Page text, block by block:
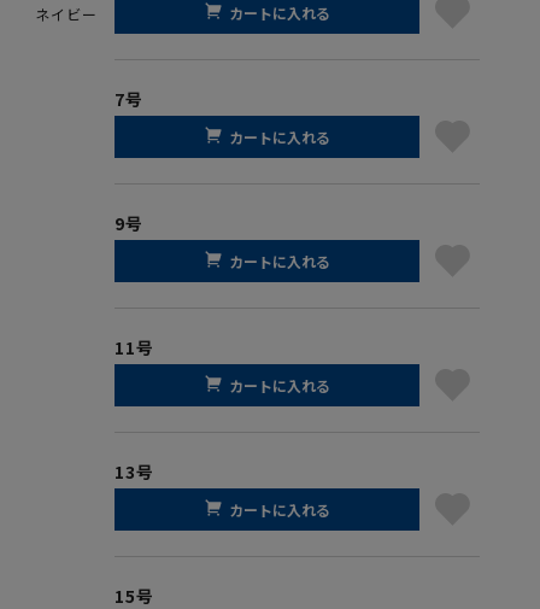
ネイビー カートに入れる
7号
カートに入れる
9号
カートに入れる
11号
カートに入れる
13号
カートに入れる
15号